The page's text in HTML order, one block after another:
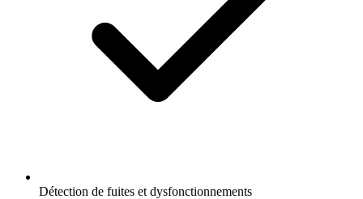
Détection de fuites et dysfonctionnements